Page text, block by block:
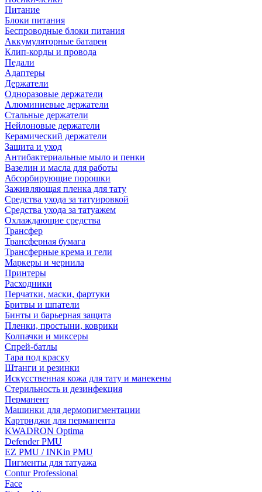
Питание
Блоки питания
Беспроводные блоки питания
Аккумуляторные батареи
Клип-корды и провода
Педали
Адаптеры
Держатели
Одноразовые держатели
Алюминиевые держатели
Стальные держатели
Нейлоновые держатели
Керамический держатели
Защита и уход
Антибактериальные мыло и пенки
Вазелин и масла для работы
Абсорбирующие порошки
Заживляющая пленка для тату
Средства ухода за татуировкой
Средства ухода за татуажем
Охлаждающие средства
Трансфер
Трансферная бумага
Трансферные крема и гели
Маркеры и чернила
Принтеры
Расходники
Перчатки, маски, фартуки
Бритвы и шпатели
Бинты и барьерная защита
Пленки, простыни, коврики
Колпачки и миксеры
Спрей-батлы
Тара под краску
Штанги и резинки
Искусственная кожа для тату и манекены
Стерильность и дезинфекция
Перманент
Машинки для дермопигментации
Картриджи для перманента
KWADRON Optima
Defender PMU
EZ PMU / INKin PMU
Пигменты для татуажа
Contur Professional
Face